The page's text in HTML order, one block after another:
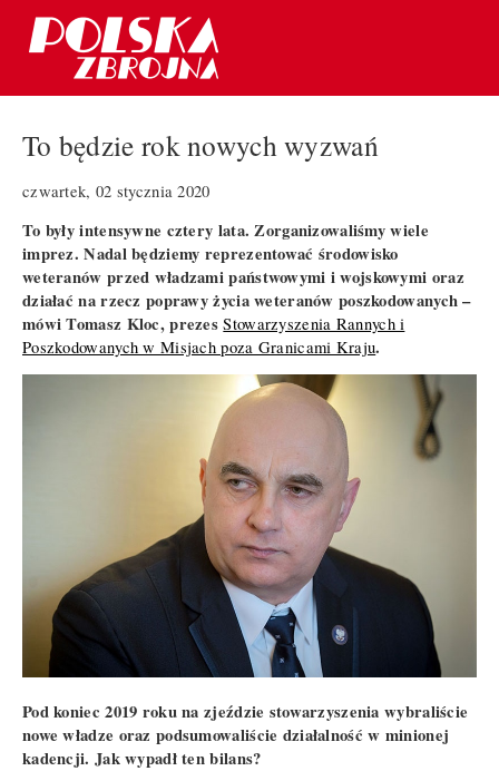
To będzie rok nowych wyzwań
czwartek, 02 stycznia 2020
To były intensywne cztery lata. Zorganizowaliśmy wiele
imprez. Nadal będziemy reprezentować środowisko
weteranów przed władzami państwowymi i wojskowymi oraz
działać na rzecz poprawy życia weteranów poszkodowanych –
mówi Tomasz Kloc, prezesStowarzyszenia Rannych i
Poszkodowanych w Misjach poza Granicami Kraju.
Pod koniec 2019 roku na zjeździe stowarzyszenia wybraliście
nowe władze oraz podsumowaliście działalność w minionej
kadencji. Jak wypadł ten bilans?